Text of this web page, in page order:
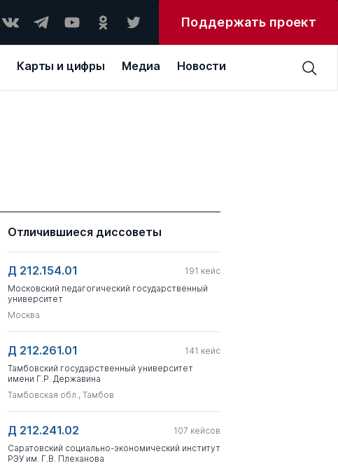
Поддержать проект
Карты и цифры Медиа Новости
Отличившиеся диссоветы
Д 212.154.01 191 кейс
Московский педагогический государственный
университет
Москва
Д 212.261.01 141 кейс
Тамбовский государственный университет
имени Г.Р. Державина
Тамбовская обл., Тамбов
Д 212.241.02 107 кейсов
Саратовский социально-экономический институт
РЭУ им. Г.В. Плеханова